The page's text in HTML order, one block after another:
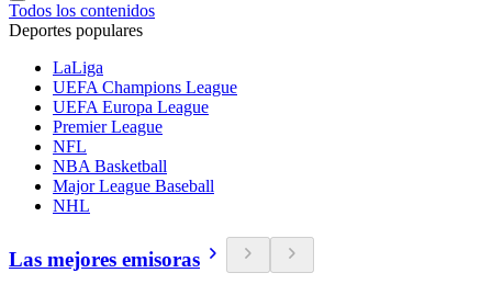
Todos los contenidos
Deportes populares
LaLiga
UEFA Champions League
UEFA Europa League
Premier League
NFL
NBA Basketball
Major League Baseball
NHL
Las mejores emisoras